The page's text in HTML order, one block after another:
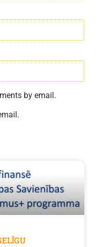
by email.